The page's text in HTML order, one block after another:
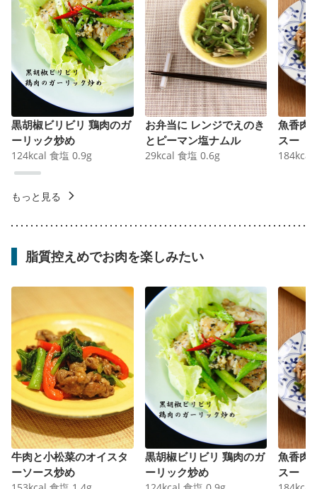
黒胡椒ビリビリ 鶏肉のガ
ーリック炒め
124kcal 食塩 0.9g
お弁当に レンジでえのき
とピーマン塩ナムル
29kcal 食塩 0.6g
魚香肉
スー
184kcal
もっと見る
脂質控えめでお肉を楽しみたい
牛肉と小松菜のオイスタ
ーソース炒め
黒胡椒ビリビリ 鶏肉のガ
ーリック炒め
魚香肉
スー